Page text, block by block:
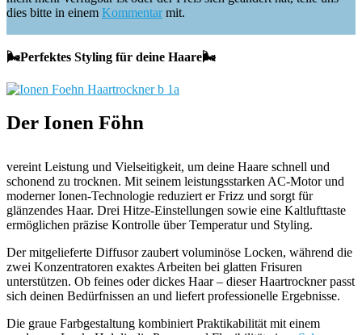
dies bitte in einem Kommentarmit.
🌬Perfektes Styling für deine Haare🌬
Der Ionen Föhn
vereint Leistung und Vielseitigkeit, um deine Haare schnell und
schonend zu trocknen. Mit seinem leistungsstarken AC-Motor und
moderner Ionen-Technologie reduziert er Frizz und sorgt für
glänzendes Haar. Drei Hitze-Einstellungen sowie eine Kaltlufttaste
ermöglichen präzise Kontrolle über Temperatur und Styling.
Der mitgelieferte Diffusor zaubert voluminöse Locken, während die
zwei Konzentratoren exaktes Arbeiten bei glatten Frisuren
unterstützen. Ob feines oder dickes Haar – dieser Haartrockner passt
sich deinen Bedürfnissen an und liefert professionelle Ergebnisse.
Die graue Farbgestaltung kombiniert Praktikabilität mit einem